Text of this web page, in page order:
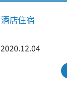
酒店住宿
2020.12.04